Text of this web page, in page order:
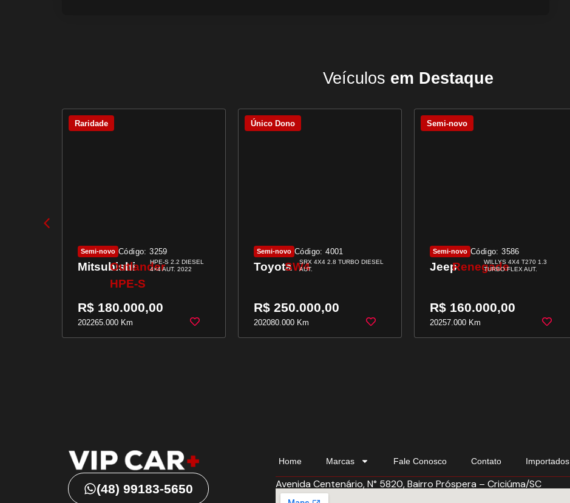
Veículos em Destaque
Raridade
Semi-novo Código: 3259
MitsubishiOutlander
HPE-S
HPE-S 2.2 DIESEL
4×4 AUT. 2022
R$ 180.000,00
202265.000 Km
Único Dono
Semi-novo Código: 4001
ToyotaSW4SRX 4X4 2.8 TURBO DIESEL
AUT.
R$ 250.000,00
202080.000 Km
Semi-novo
Semi-novo Código: 3586
JeepRenegadeWILLYS 4X4 T270 1.3
TURBO FLEX AUT.
R$ 160.000,00
20257.000 Km
(48) 99183-5650
Home Marcas Fale Conosco Contato Importados
Avenida Centenário, N° 5820, Bairro Próspera – Criciúma/SC